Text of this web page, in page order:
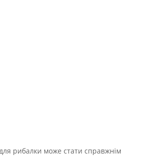
рибалки може стати справжнім